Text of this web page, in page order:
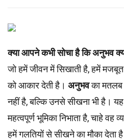
क्या आपने कभी सोचा है कि अनुभव
जो हमें जीवन में सिखाती है, हमें मजबूत
को आकार देती है। अनुभवका मतलब
नहीं है, बल्कि उनसे सीखना भी है।
महत्वपूर्ण भूमिका निभाता है, चाहे वह
हमें गलतियों से सीखने का मौका देता